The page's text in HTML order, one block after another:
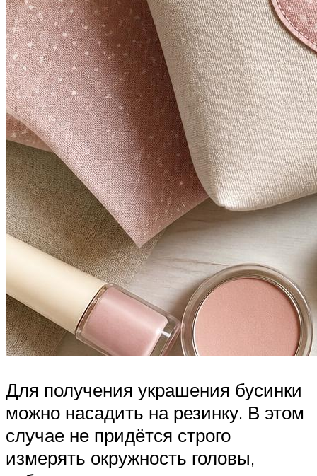
Для получения украшения бусинки
можно насадить на резинку. В этом
случае не придётся строго
измерять окружность головы,